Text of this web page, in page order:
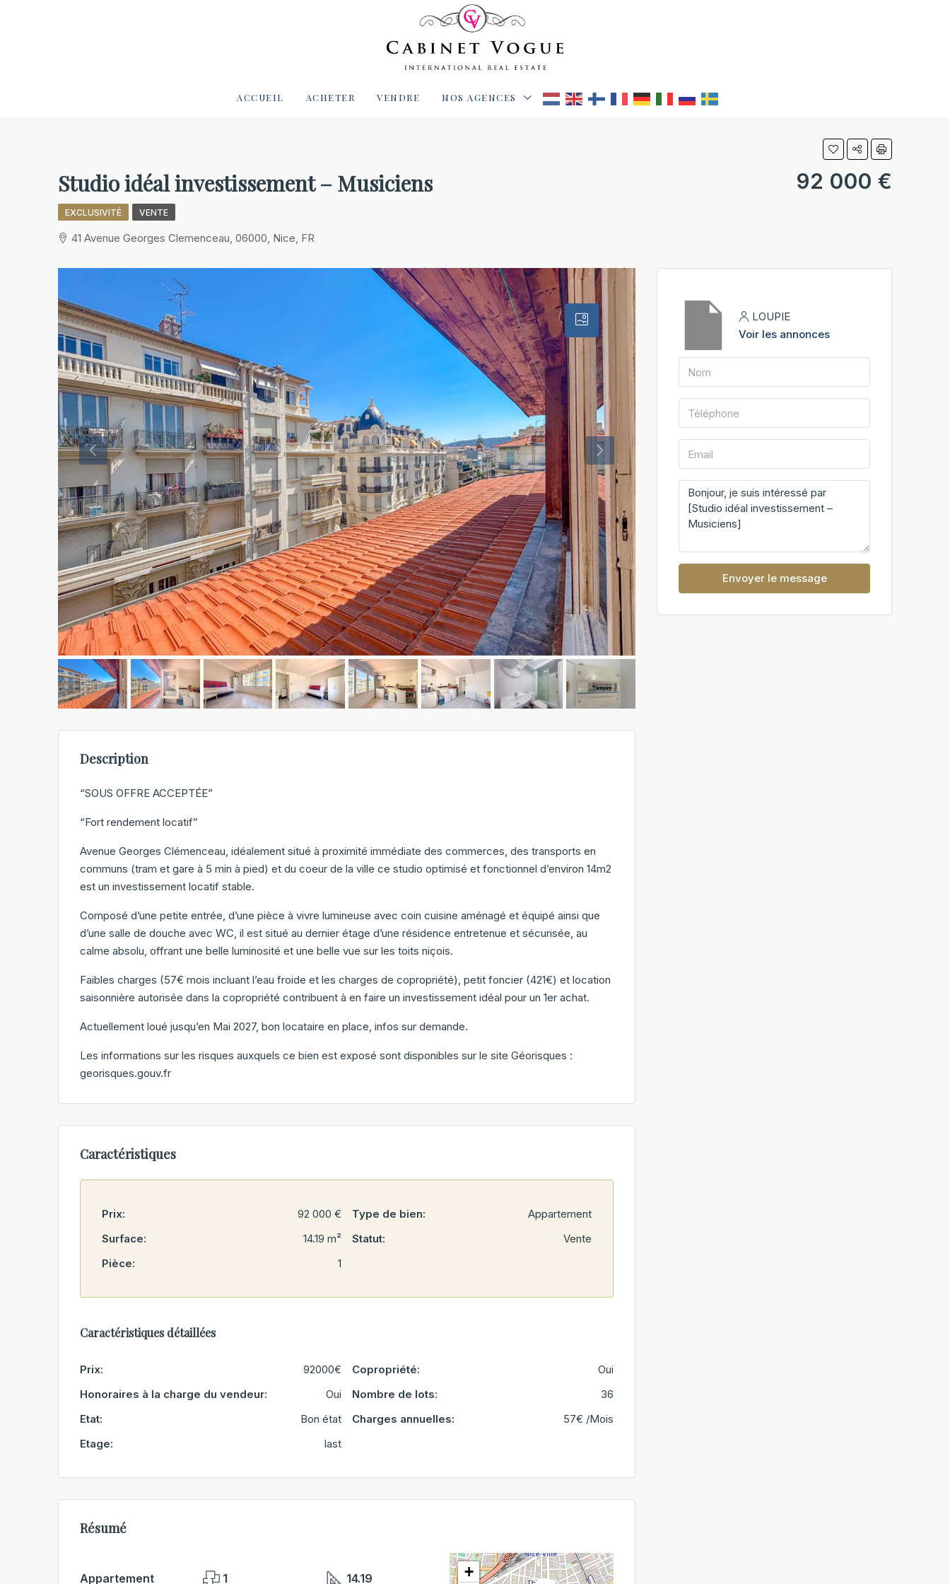
ACCUEIL ACHETER VENDRE NOS AGENCES
Studio idéal investissement – Musiciens 92 000 €
EXCLUSIVITÉ VENTE
41 Avenue Georges Clemenceau, 06000, Nice, FR
Description
“SOUS OFFRE ACCEPTÉE”
“Fort rendement locatif”
Avenue Georges Clémenceau, idéalement situé à proximité immédiate des commerces, des transports en
communs (tram et gare à 5 min à pied) et du coeur de la ville ce studio optimisé et fonctionnel d’environ 14m2
est un investissement locatif stable.
Composé d’une petite entrée, d’une pièce à vivre lumineuse avec coin cuisine aménagé et équipé ainsi que
d’une salle de douche avec WC, il est situé au dernier étage d’une résidence entretenue et sécurisée, au
calme absolu, offrant une belle luminosité et une belle vue sur les toits niçois.
Faibles charges (57€ mois incluant l’eau froide et les charges de copropriété), petit foncier (421€) et location
saisonnière autorisée dans la copropriété contribuent à en faire un investissement idéal pour un 1er achat.
Actuellement loué jusqu’en Mai 2027, bon locataire en place, infos sur demande.
Les informations sur les risques auxquels ce bien est exposé sont disponibles sur le site Géorisques :
georisques.gouv.fr
Caractéristiques
Prix:
92 000 €
Surface:
14.19 m²
Pièce:
1
Type de bien:
Appartement
Statut:
Vente
Caractéristiques détaillées
Prix:
92000€
Honoraires à la charge du vendeur:
Oui
Etat:
Bon état
Etage:
last
Copropriété:
Oui
Nombre de lots:
36
Charges annuelles:
57€ /Mois
Résumé
Appartement 1 14.19
+
LOUPIE
Voir les annonces
Envoyer le message